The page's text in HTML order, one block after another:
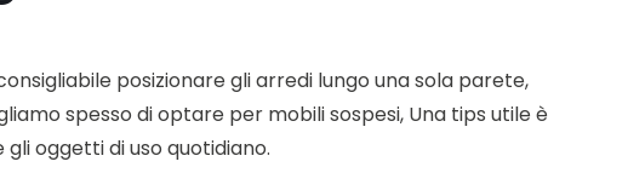
posizionare gli arredi lungo una sola parete,
spesso di optare per mobili sospesi, Una tips utile è
oggetti di uso quotidiano.